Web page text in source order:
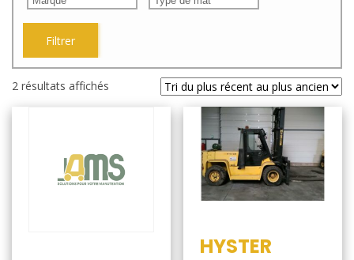
Filtrer
2 résultats affichés
au
plus
ancien
HYSTER